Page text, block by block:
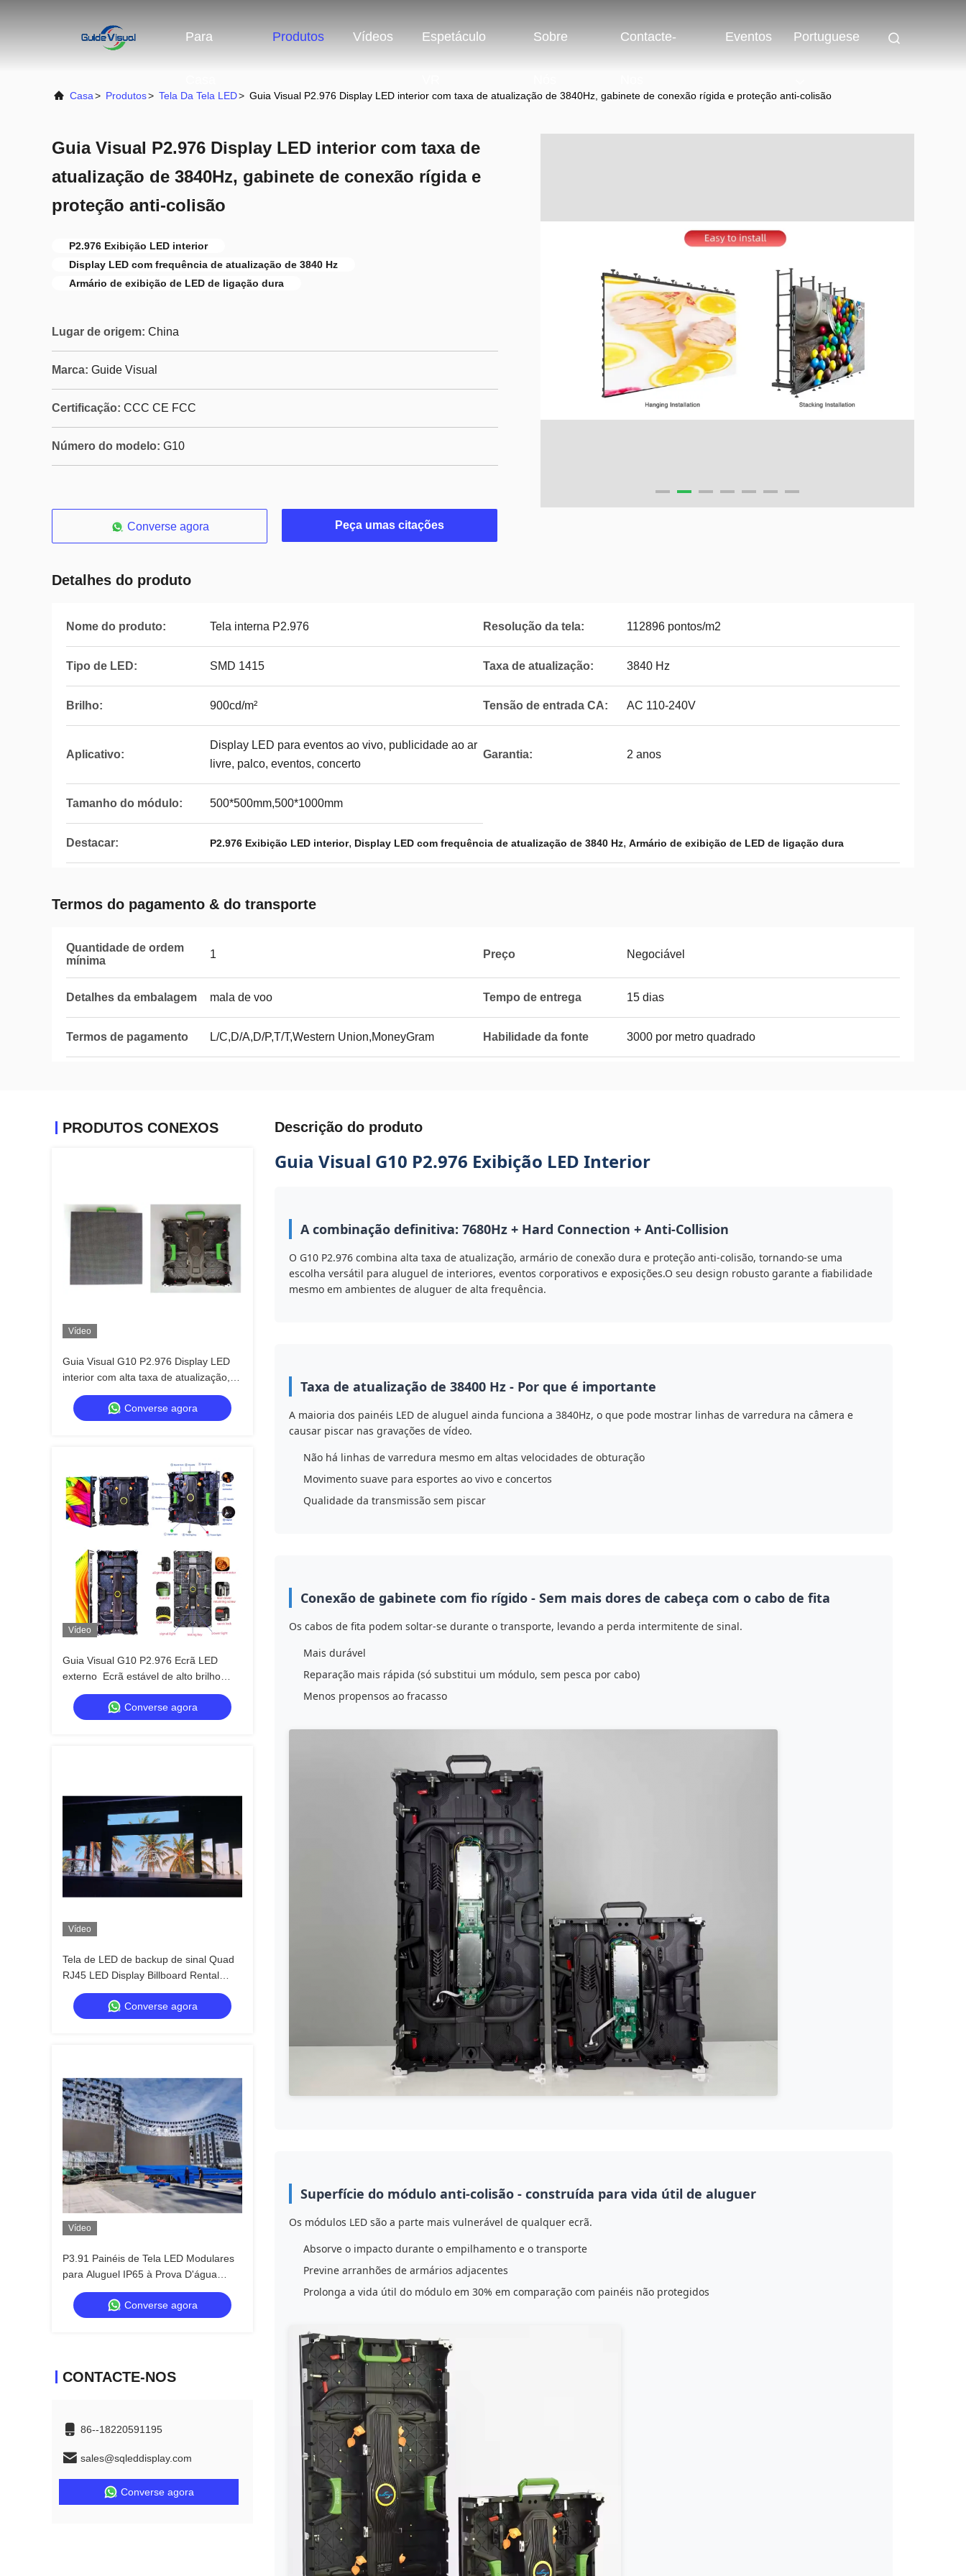
Para Produtos Vídeos Espetáculo Sobre Contacte- Eventos Portuguese
Casa> Produtos> Tela Da Tela LED> Guia Visual P2.976 Display LED interior com taxa de atualização de 3840Hz, gabinete de conexão rígida e proteção anti-colisão
Guia Visual P2.976 Display LED interior com taxa de
atualização de 3840Hz, gabinete de conexão rígida e
proteção anti-colisão
P2.976 Exibição LED interior
Display LED com frequência de atualização de 3840 Hz
Armário de exibição de LED de ligação dura
Lugar de origem: China
Marca: Guide Visual
Certificação: CCC CE FCC
Número do modelo: G10
Converse agora Peça umas citações
Detalhes do produto
Nome do produto: Tela interna P2.976 Resolução da tela: 112896 pontos/m2
Tipo de LED: SMD 1415 Taxa de atualização: 3840 Hz
Brilho: 900cd/m² Tensão de entrada CA: AC 110-240V
Aplicativo:
Display LED para eventos ao vivo, publicidade ao ar
livre, palco, eventos, concerto
Garantia: 2 anos
Tamanho do módulo: 500*500mm,500*1000mm
Destacar: P2.976 Exibição LED interior, Display LED com frequência de atualização de 3840 Hz, Armário de exibição de LED de ligação dura
Termos do pagamento & do transporte
Quantidade de ordem
mínima
1 Preço Negociável
Detalhes da embalagem mala de voo Tempo de entrega 15 dias
Termos de pagamento L/C,D/A,D/P,T/T,Western Union,MoneyGram Habilidade da fonte 3000 por metro quadrado
PRODUTOS CONEXOS
Vídeo
Guia Visual G10 P2.976 Display LED
interior com alta taxa de atualização,
gabinete de conexão dura para aluguel
e eventos
Converse agora
Vídeo
Guia Visual G10 P2.976 Ecrã LED
externo ️ Ecrã estável de alto brilho
para aplicações comerciais ao ar livre
Converse agora
Vídeo
Tela de LED de backup de sinal Quad
RJ45 LED Display Billboard Rental
Custom
Converse agora
Vídeo
P3.91 Painéis de Tela LED Modulares
para Aluguel IP65 à Prova D'água
OEM
Converse agora
CONTACTE-NOS
86--18220591195
sales@sqleddisplay.com
Converse agora
Descrição do produto
Guia Visual G10 P2.976 Exibição LED Interior
A combinação definitiva: 7680Hz + Hard Connection + Anti-Collision
O G10 P2.976 combina alta taxa de atualização, armário de conexão dura e proteção anti-colisão, tornando-se uma
escolha versátil para aluguel de interiores, eventos corporativos e exposições.O seu design robusto garante a fiabilidade
mesmo em ambientes de aluguer de alta frequência.
Taxa de atualização de 38400 Hz - Por que é importante
A maioria dos painéis LED de aluguel ainda funciona a 3840Hz, o que pode mostrar linhas de varredura na câmera e
causar piscar nas gravações de vídeo.
Não há linhas de varredura mesmo em altas velocidades de obturação
Movimento suave para esportes ao vivo e concertos
Qualidade da transmissão sem piscar
Conexão de gabinete com fio rígido - Sem mais dores de cabeça com o cabo de fita
Os cabos de fita podem soltar-se durante o transporte, levando a perda intermitente de sinal.
Mais durável
Reparação mais rápida (só substitui um módulo, sem pesca por cabo)
Menos propensos ao fracasso
Superfície do módulo anti-colisão - construída para vida útil de aluguer
Os módulos LED são a parte mais vulnerável de qualquer ecrã.
Absorve o impacto durante o empilhamento e o transporte
Previne arranhões de armários adjacentes
Prolonga a vida útil do módulo em 30% em comparação com painéis não protegidos